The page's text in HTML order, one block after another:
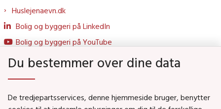
Huslejenaevn.dk
Bolig og byggeri på LinkedIn
Bolig og byggeri på YouTube
Social- og Boligministeriet
Du bestemmer over dine data
De tredjepartsservices, denne hjemmeside bruger, benytter